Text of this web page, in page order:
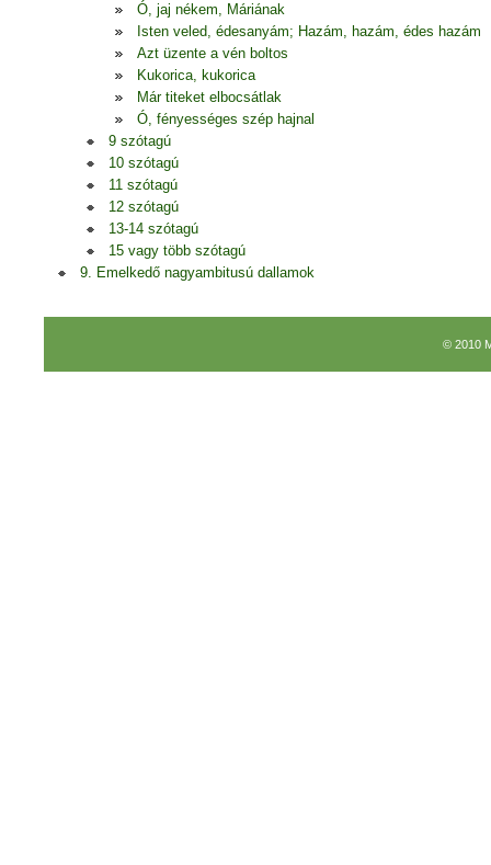
Ó, jaj nékem, Máriának
Isten veled, édesanyám; Hazám, hazám, édes hazám
Azt üzente a vén boltos
Kukorica, kukorica
Már titeket elbocsátlak
Ó, fényességes szép hajnal
9 szótagú
10 szótagú
11 szótagú
12 szótagú
13-14 szótagú
15 vagy több szótagú
9. Emelkedő nagyambitusú dallamok
© 2010